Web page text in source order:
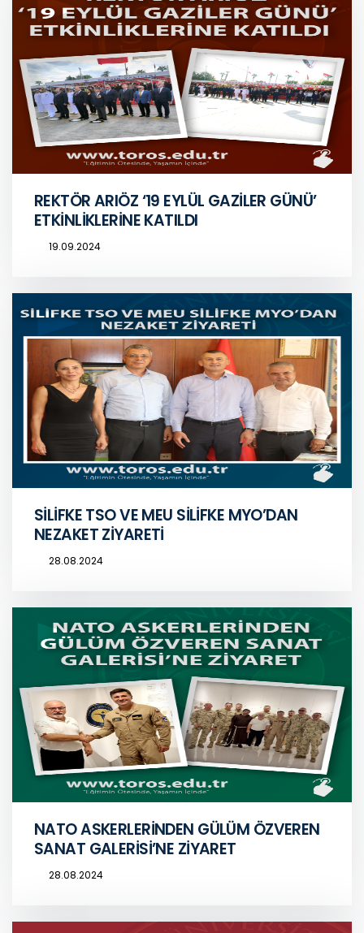
REKTÖR ARIÖZ ‘19 EYLÜL GAZİLER GÜNÜ’
ETKİNLİKLERİNE KATILDI
19.09.2024
SİLİFKE TSO VE MEU SİLİFKE MYO’DAN
NEZAKET ZİYARETİ
28.08.2024
NATO ASKERLERİNDEN GÜLÜM ÖZVEREN
SANAT GALERİSİ’NE ZİYARET
28.08.2024